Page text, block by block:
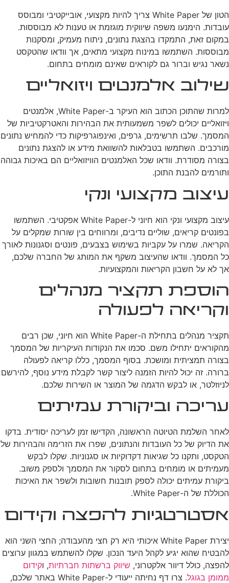
הטון של White Paper צריך להיות מקצועי, אובייקטיבי ומבוסס
עובדות. הימנעו משפה שיווקית מוגזמת או טענות לא מבוססות.
במקום זאת, התמקדו בהצגת נתונים, ניתוח מעמיק, ומסקנות
מבוססות. השתמשו במינוח מקצועי מתאים, אך וודאו שהטקסט
נשאר נגיש וברור גם לקוראים שאינם מומחים בתחום.
שילוב אלמנטים ויזואליים
למרות שהתוכן הכתוב הוא העיקר ב-White Paper, אלמנטים
ויזואליים יכולים לשפר משמעותית את הבהירות והאטרקטיביות של
המסמך. שלבו תרשימים, גרפים, ואינפוגרפיקות כדי להמחיש נתונים
מורכבים. השתמשו בטבלאות להשוואת מידע או להצגת נתונים
בצורה מסודרת. וודאו שכל האלמנטים הוויזואליים הם באיכות גבוהה
ותורמים להבנת התוכן.
עיצוב מקצועי ונקי
עיצוב מקצועי ונקי הוא חיוני ל-White Paper אפקטיבי. השתמשו
בפונטים קריאים, שוליים נדיבים, ומרווחים בין שורות שמקלים על
הקריאה. שמרו על עקביות בשימוש בצבעים, פונטים וסגנונות לאורך
כל המסמך. וודאו שהעיצוב משקף את המותג של החברה שלכם,
אך לא על חשבון הקריאות והמקצועיות.
הוספת תקציר מנהלים
וקריאה לפעולה
תקציר מנהלים בתחילת ה-White Paper הוא חיוני, שכן רבים
מהקוראים יתחילו משם. סכמו את הנקודות העיקריות של המסמך
בצורה תמציתית ומושכת. בסוף המסמך, כללו קריאה לפעולה
ברורה. זה יכול להיות הזמנה ליצור קשר לקבלת מידע נוסף, להירשם
לניוזלטר, או לבקש הדגמה של המוצר או השירות שלכם.
עריכה וביקורת עמיתים
לאחר השלמת הטיוטה הראשונה, הקדישו זמן לעריכה יסודית. בדקו
את הדיוק של כל העובדות והנתונים, שפרו את הזרימה והבהירות של
הטקסט, ותקנו כל שגיאות דקדוקיות או סגנוניות. שקלו לבקש
מעמיתים או מומחים בתחום לסקור את המסמך ולספק משוב.
ביקורת עמיתים יכולה לספק תובנות חשובות ולשפר את האיכות
הכוללת של ה-White Paper.
אסטרטגיות להפצה וקידום
יצירת White Paper איכותי היא רק חצי מהעבודה; החצי השני הוא
להבטיח שהוא יגיע לקהל היעד הנכון. שקלו להשתמש במגוון ערוצים
להפצה, כולל דיוור אלקטרוני, שיווק ברשתות חברתיות, וקידום
ממומן בגוגל
. צרו דף נחיתה ייעודי ל-White Paper באתר שלכם,